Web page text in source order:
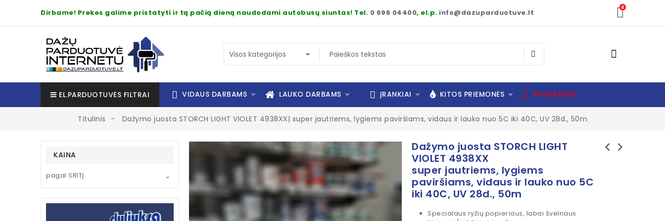
Dirbame! Prekes galime pristatyti ir tą pačią dieną naudodami autobusų siuntas! Tel. 0 696 04400, el.p. info@dazuparduotuve.lt
0
EL.PARDUOTUVĖS FILTRAI VIDAUS DARBAMS LAUKO DARBAMS ĮRANKIAI KITOS PRIEMONĖS NUOLAIDOS
Titulinis Dažymo juosta STORCH LIGHT VIOLET 4938XX| super jautriems, lygiems paviršiams, vidaus ir lauko nuo 5C iki 40C, UV 28d., 50m
KAINA
pagal SRITĮ 
Dažymo juosta STORCH LIGHT
VIOLET 4938XX
super jautriems, lygiems
paviršiams, vidaus ir lauko nuo 5C
iki 40C, UV 28d., 50m
chevron_left chevron_right
Specialaus ryžių popieriaus, labai švelnaus